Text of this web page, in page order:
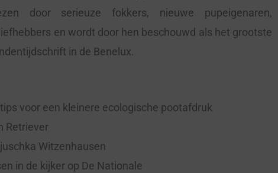
door serieuze fokkers, nieuwe pupeigenaren,
en wordt door hen beschouwd als het grootste
in de Benelux.
voor een kleinere ecologische pootafdruk
Retriever
Witzenhausen
in de kijker op De Nationale